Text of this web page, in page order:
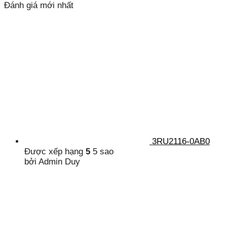
Đánh giá mới nhất
3RU2116-0AB0
Được xếp hạng 5 5 sao
bởi Admin Duy